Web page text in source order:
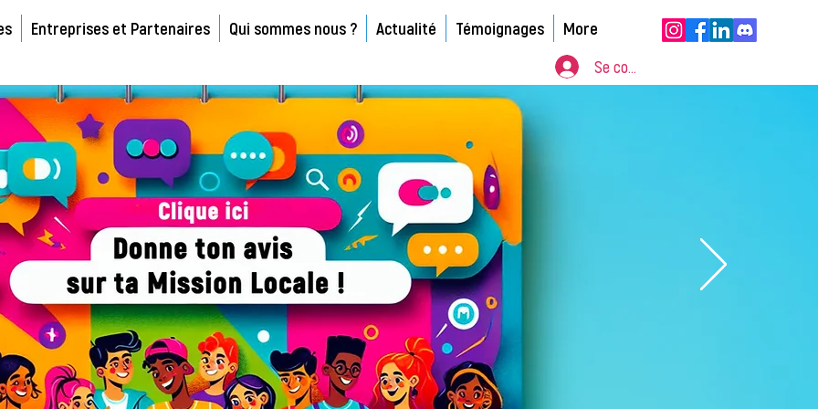
Entreprises et Partenaires Qui sommes nous ? Actualité Témoignages More
Se connecter